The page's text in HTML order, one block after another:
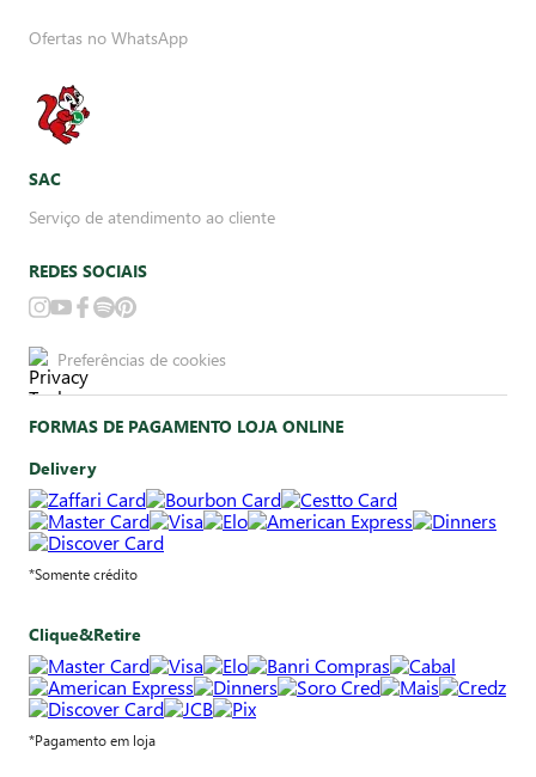
Ofertas no WhatsApp
SAC
Serviço de atendimento ao cliente
REDES SOCIAIS
Preferências de cookies
FORMAS DE PAGAMENTO LOJA ONLINE
Delivery
*Somente crédito
Clique&Retire
*Pagamento em loja